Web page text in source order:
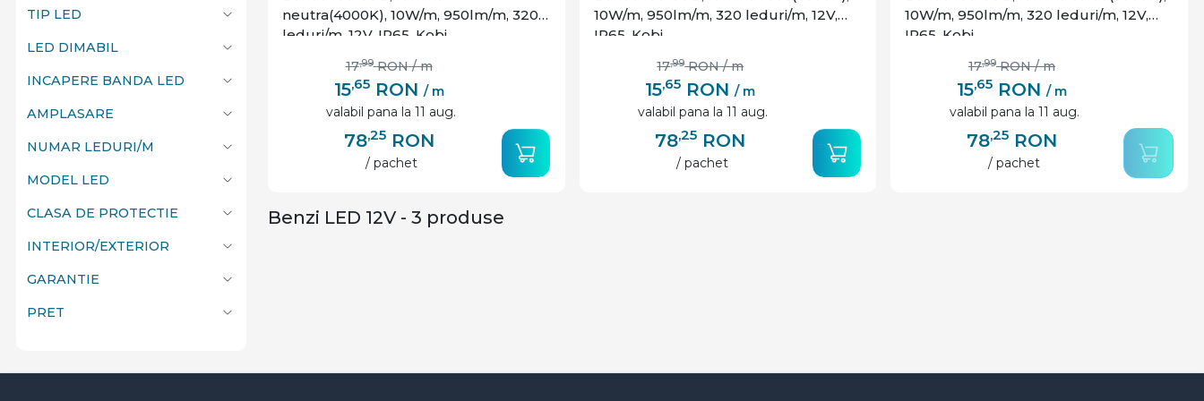
TIP LED
LED DIMABIL
INCAPERE BANDA LED
AMPLASARE
NUMAR LEDURI/M
MODEL LED
CLASA DE PROTECTIE
INTERIOR/EXTERIOR
GARANTIE
PRET
neutra(4000K), 10W/m, 950lm/m, 320
leduri/m, 12V, IP65, Kobi
15,65 RON / m
17,99 RON / m
valabil pana la 11 aug.
78,25 RON
/ pachet
10W/m, 950lm/m, 320 leduri/m, 12V,
IP65, Kobi
15,65 RON / m
17,99 RON / m
valabil pana la 11 aug.
78,25 RON
/ pachet
10W/m, 950lm/m, 320 leduri/m, 12V,
IP65, Kobi
15,65 RON / m
17,99 RON / m
valabil pana la 11 aug.
78,25 RON
/ pachet
Benzi LED 12V - 3 produse